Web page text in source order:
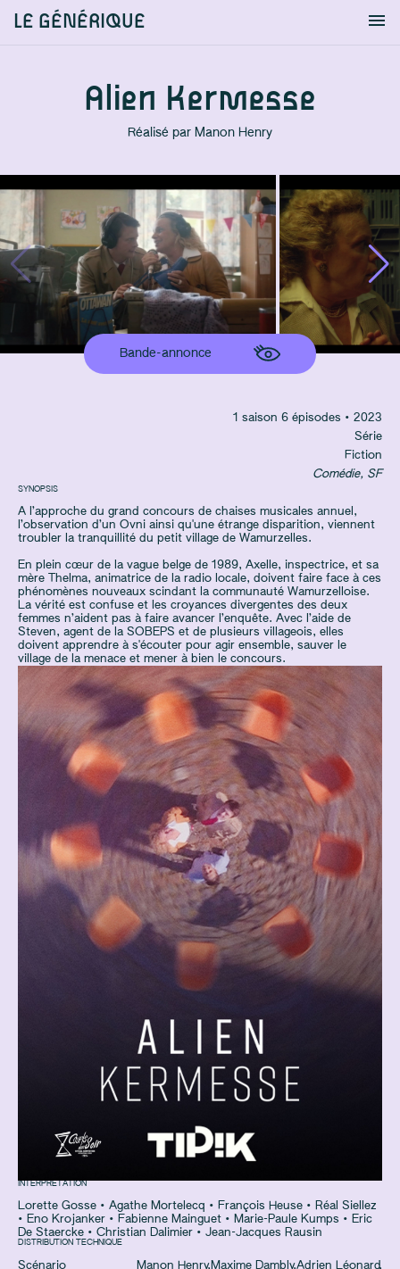
LE GÉNÉRIQUE
Alien Kermesse
Réalisé par Manon Henry
Bande-annonce
SYNOPSIS
A l’approche du grand concours de chaises musicales annuel,
l’observation d’un Ovni ainsi qu'une étrange disparition, viennent
troubler la tranquillité du petit village de Wamurzelles.
En plein cœur de la vague belge de 1989, Axelle, inspectrice, et sa
mère Thelma, animatrice de la radio locale, doivent faire face à ces
phénomènes nouveaux scindant la communauté Wamurzelloise.
La vérité est confuse et les croyances divergentes des deux
femmes n’aident pas à faire avancer l’enquête. Avec l’aide de
Steven, agent de la SOBEPS et de plusieurs villageois, elles
doivent apprendre à s'écouter pour agir ensemble, sauver le
village de la menace et mener à bien le concours.
1 saison 6 épisodes • 2023
Série
Fiction
Comédie, SF
INTERPRÉTATION
Lorette Gosse • Agathe Mortelecq • François Heuse • Réal Siellez
• Eno Krojanker • Fabienne Mainguet • Marie-Paule Kumps • Eric
De Staercke • Christian Dalimier • Jean-Jacques Rausin
DISTRIBUTION TECHNIQUE
Scénario Manon Henry, Maxime Dambly,Adrien Léonard,